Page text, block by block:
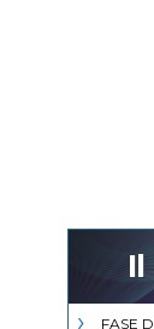
Il
FASE